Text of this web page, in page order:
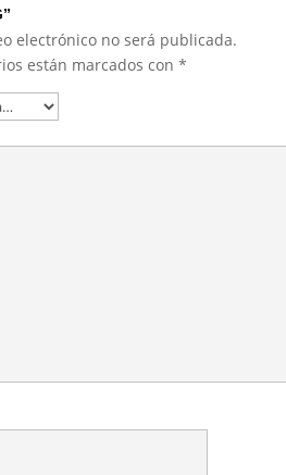
electrónico no será publicada.
están marcados con *